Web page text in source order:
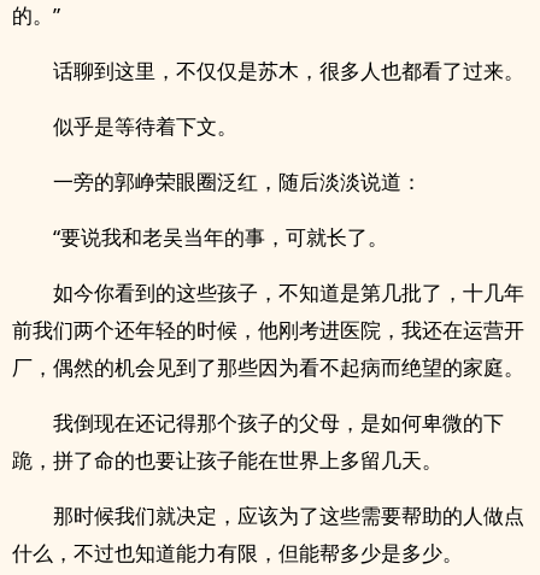
的。”
话聊到这里，不仅仅是苏木，很多人也都看了过来。
似乎是等待着下文。
一旁的郭峥荣眼圈泛红，随后淡淡说道：
“要说我和老吴当年的事，可就长了。
如今你看到的这些孩子，不知道是第几批了，十几年
前我们两个还年轻的时候，他刚考进医院，我还在运营开
厂，偶然的机会见到了那些因为看不起病而绝望的家庭。
我倒现在还记得那个孩子的父母，是如何卑微的下
跪，拼了命的也要让孩子能在世界上多留几天。
那时候我们就决定，应该为了这些需要帮助的人做点
什么，不过也知道能力有限，但能帮多少是多少。